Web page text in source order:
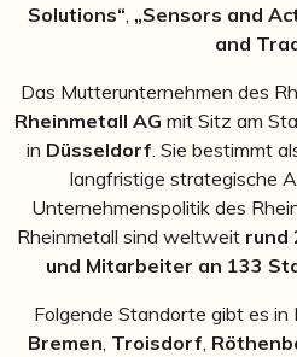
Solutions“, „Sensors and
and
Das Mutterunternehmen des
Rheinmetall AG mit Sitz am
in Düsseldorf. Sie bestimmt
langfristige strategische
Unternehmenspolitik des
Rheinmetall sind weltweit rund
und Mitarbeiter an 133
Folgende Standorte gibt es in
Bremen, Troisdorf,